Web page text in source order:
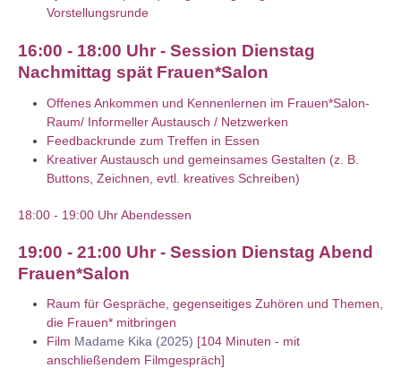
Vorstellungsrunde
16:00 - 18:00 Uhr - Session Dienstag
Nachmittag spät Frauen*Salon
Offenes Ankommen und Kennenlernen im Frauen*Salon-
Raum/ Informeller Austausch / Netzwerken
Feedbackrunde zum Treffen in Essen
Kreativer Austausch und gemeinsames Gestalten (z. B.
Buttons, Zeichnen, evtl. kreatives Schreiben)
18:00 - 19:00 Uhr Abendessen
19:00 - 21:00 Uhr - Session Dienstag Abend
Frauen*Salon
Raum für Gespräche, gegenseitiges Zuhören und Themen,
die Frauen* mitbringen
Film Madame Kika (2025) [104 Minuten - mit
anschließendem Filmgespräch]